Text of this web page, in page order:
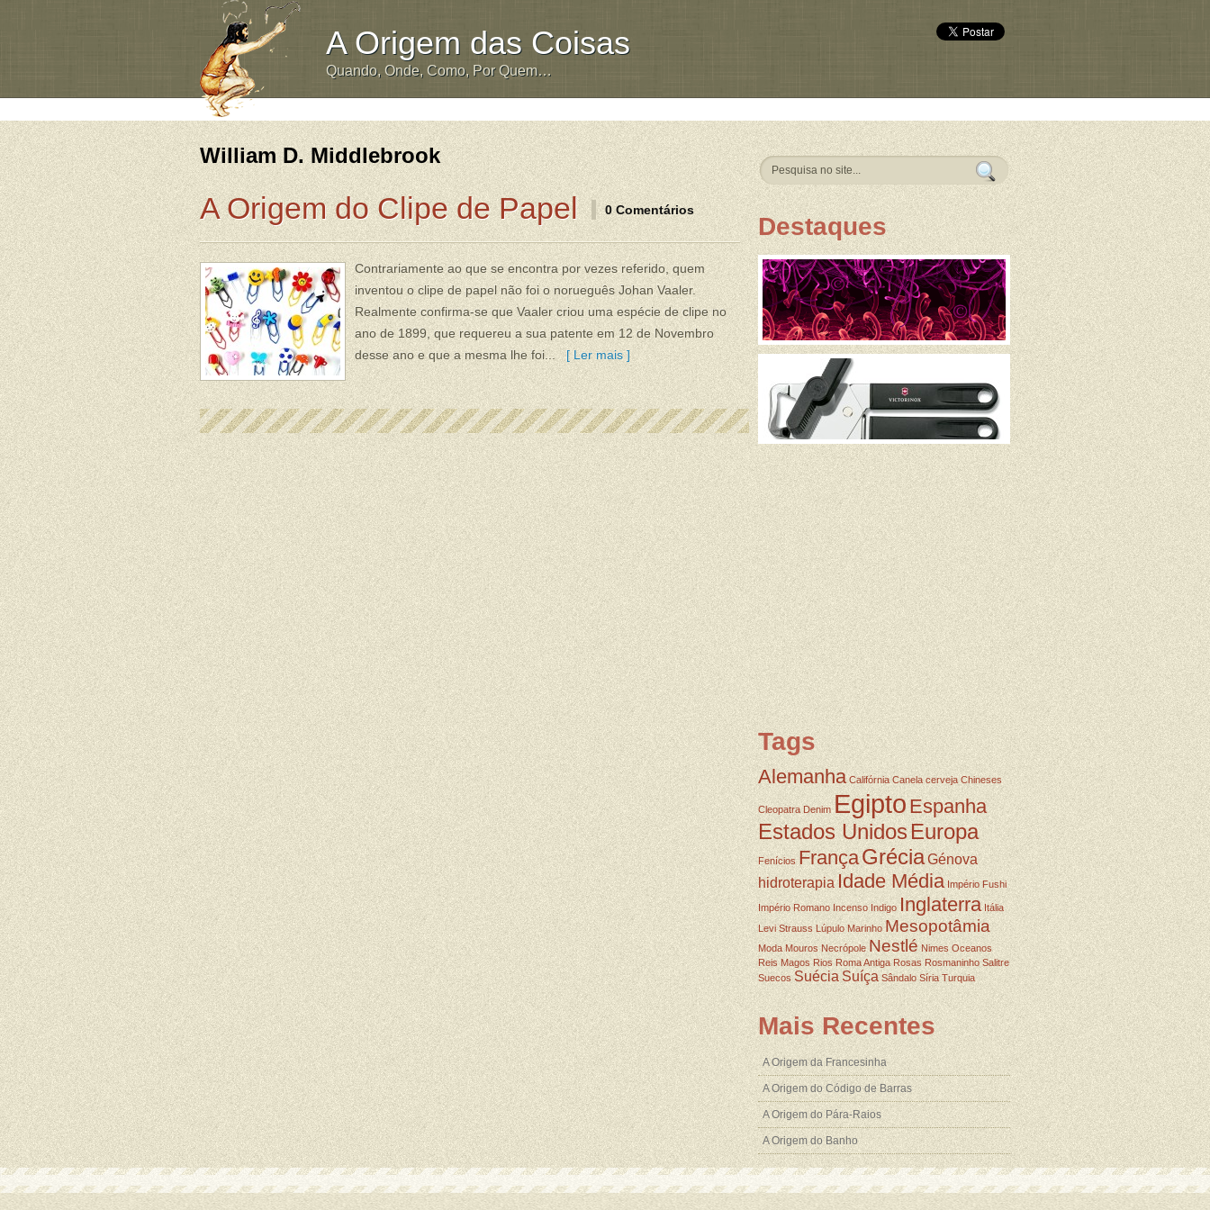
A Origem das Coisas
Quando, Onde, Como, Por Quem…
William D. Middlebrook
A Origem do Clipe de Papel 0 Comentários
Contrariamente ao que se encontra por vezes referido, quem
inventou o clipe de papel não foi o norueguês Johan Vaaler.
Realmente confirma-se que Vaaler criou uma espécie de clipe no
ano de 1899, que requereu a sua patente em 12 de Novembro
desse ano e que a mesma lhe foi... [ Ler mais ]
Destaques
Tags
Alemanha Califórnia Canela cerveja Chineses
Cleopatra Denim EgiptoEspanha
Estados UnidosEuropa
Fenícios FrançaGréciaGénova
hidroterapiaIdade Média Império Fushi
Império Romano Incenso Indigo Inglaterra Itália
Levi Strauss Lúpulo Marinho Mesopotâmia
Moda Mouros Necrópole Nestlé Nimes Oceanos
Reis Magos Rios Roma Antiga Rosas Rosmaninho Salitre
Suecos Suécia Suíça Sândalo Síria Turquia
Mais Recentes
A Origem da Francesinha
A Origem do Código de Barras
A Origem do Pára-Raios
A Origem do Banho